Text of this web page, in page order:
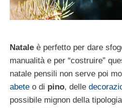
Natale è perfetto per dare
manualità e per “costruire”
natale pensili non serve poi
abete o di pino, delle
possibile mignon della